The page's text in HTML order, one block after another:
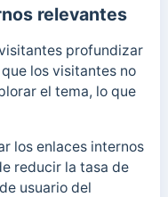
relevantes
profundizar
los visitantes no
el tema, lo que
los enlaces internos
reducir la tasa de
usuario del